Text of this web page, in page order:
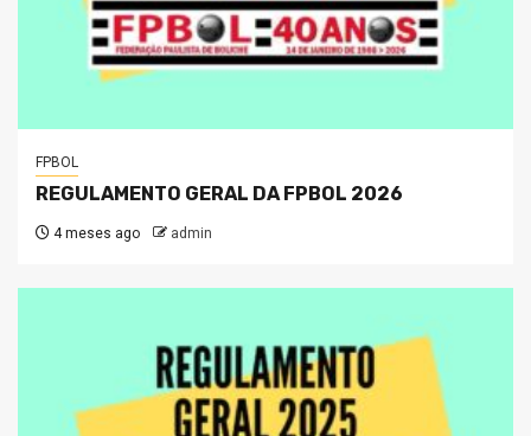
FPBOL
REGULAMENTO GERAL DA FPBOL 2026
4 meses ago admin